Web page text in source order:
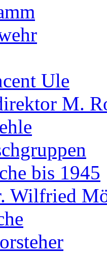
Ule
M.
bis 1945
Wilfried